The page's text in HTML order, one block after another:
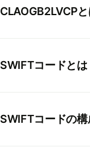
CLAOGB2LVCP
SWIFTコードとは
SWIFTコードの構